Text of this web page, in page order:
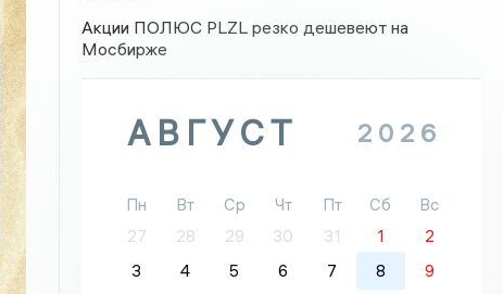
Акции ПОЛЮС PLZL резко дешевеют на
Мосбирже
АВГУСТ 2026
Пн Вт Ср Чт Пт Сб
Вс
27
28 29 30 31 1
2
3
4 5 6 7 8
9